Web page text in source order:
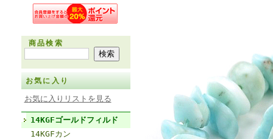
商品検索
お気に入り
お気に入りリストを見る
14KGFゴールドフィルド
14KGFカン